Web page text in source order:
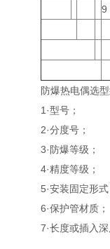
9
防爆热电偶选
1·型号；
2·分度号；
3·防爆等级；
4·精度等级；
5·安装固定形
6·保护管材质；
7·长度或插入